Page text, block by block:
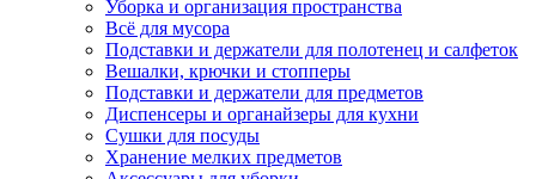
Уборка и организация пространства
Всё для мусора
Подставки и держатели для полотенец и салфеток
Вешалки, крючки и стопперы
Подставки и держатели для предметов
Диспенсеры и органайзеры для кухни
Сушки для посуды
Хранение мелких предметов